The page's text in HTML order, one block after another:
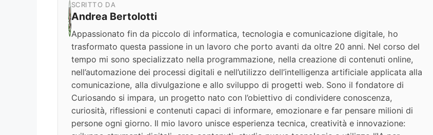
SCRITTO DA
Andrea Bertolotti
Appassionato fin da piccolo di informatica, tecnologia e comunicazione digitale, ho
trasformato questa passione in un lavoro che porto avanti da oltre 20 anni. Nel corso del
tempo mi sono specializzato nella programmazione, nella creazione di contenuti online,
nell’automazione dei processi digitali e nell’utilizzo dell’intelligenza artificiale applicata alla
comunicazione, alla divulgazione e allo sviluppo di progetti web. Sono il fondatore di
Curiosando si impara, un progetto nato con l’obiettivo di condividere conoscenza,
curiosità, riflessioni e contenuti capaci di informare, emozionare e far pensare milioni di
persone ogni giorno. Il mio lavoro unisce esperienza tecnica, creatività e innovazione: